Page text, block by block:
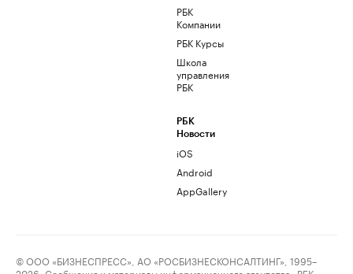
РБК
Компании
РБК Курсы
Школа
управления
РБК
РБК
Новости
iOS
Android
AppGallery
© ООО «БИЗНЕСПРЕСС», АО «РОСБИЗНЕСКОНСАЛТИНГ», 1995–